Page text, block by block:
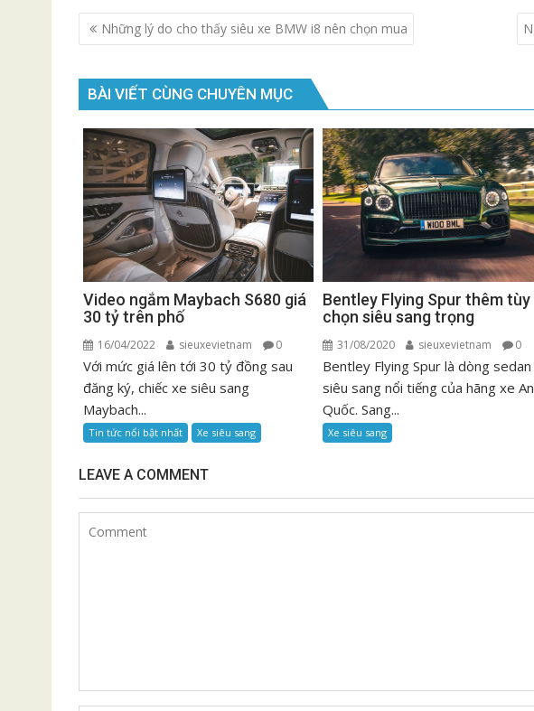
Điều
hướng
viết
Những lý do cho thấy siêu xe BMW i8 nên chọn mua
BÀI VIẾT CÙNG CHUYÊN MỤC
Video ngắm Maybach S680 giá
30 tỷ trên phố
16/04/2022 sieuxevietnam 0
Với mức giá lên tới 30 tỷ đồng sau
đăng ký, chiếc xe siêu sang
Maybach...
Tin tức nổi bật nhất Xe siêu sang
Bentley Flying Spur thêm tùy
chọn siêu sang trọng
31/08/2020 sieuxevietnam 0
Bentley Flying Spur là dòng sedan
siêu sang nổi tiếng của hãng xe
Quốc. Sang...
Xe siêu sang
LEAVE A COMMENT